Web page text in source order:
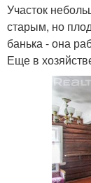
Участок
старым, но
банька - она
Еще в